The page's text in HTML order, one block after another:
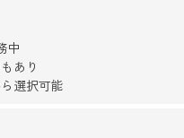
中
あり
選択可能